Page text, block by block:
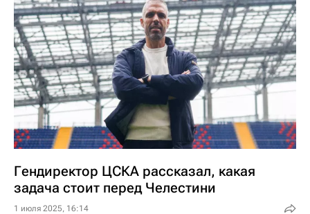
Гендиректор ЦСКА рассказал, какая
задача стоит перед Челестини
1 июля 2025, 16:14